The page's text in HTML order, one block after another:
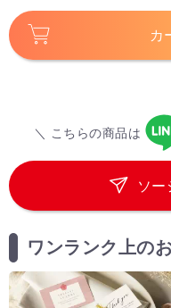
カ
＼ こちらの商品は
ソー
ワンランク上の